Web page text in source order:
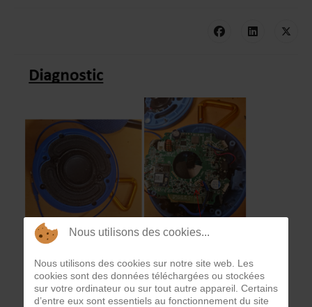
Nous utilisons des cookies...
Nous utilisons des cookies sur notre site web. Les
cookies sont des données téléchargées ou stockées
sur votre ordinateur ou sur tout autre appareil. Certains
d’entre eux sont essentiels au fonctionnement du site